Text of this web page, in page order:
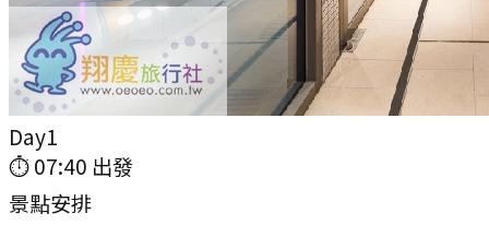
Day1
⏱07:40 出發
景點安排